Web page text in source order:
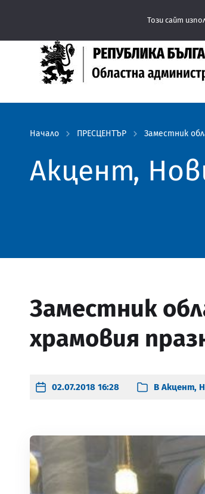
Начало ПРЕСЦЕНТЪР Заместник
Акцент,
Заместник
храмовия
02.07.2018 16:28 В Акцент,
Този сайт